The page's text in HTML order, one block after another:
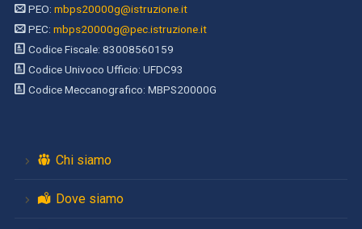
PEO: mbps20000g@istruzione.it
PEC: mbps20000g@pec.istruzione.it
Codice Fiscale: 83008560159
Codice Univoco Ufficio: UFDC93
Codice Meccanografico: MBPS20000G
Chi siamo
Dove siamo